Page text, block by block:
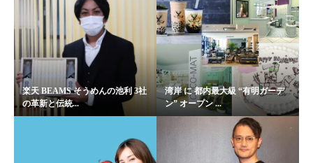
楽天 BEAMS そうめんの池利 3社
の革新と伝統...
湾岸 に 都内最大級 “有明ガーデ
ン” オープン ...